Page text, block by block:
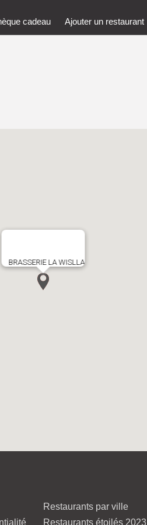
cadeau Ajouter un restaurant
BRASSERIE LA WISLLA
Restaurants par ville
Restaurants étoilés 2023